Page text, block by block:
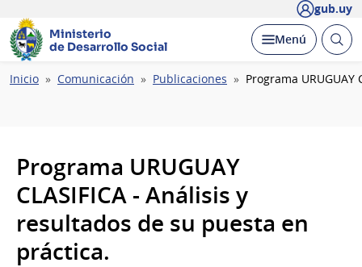
gub.uy
Ministerio
de Desarrollo Social
Desplegar
Menú Abrir
Ruta
Inicio Comunicación Publicaciones Programa
Programa URUGUAY
CLASIFICA - Análisis y
resultados de su puesta en
práctica.